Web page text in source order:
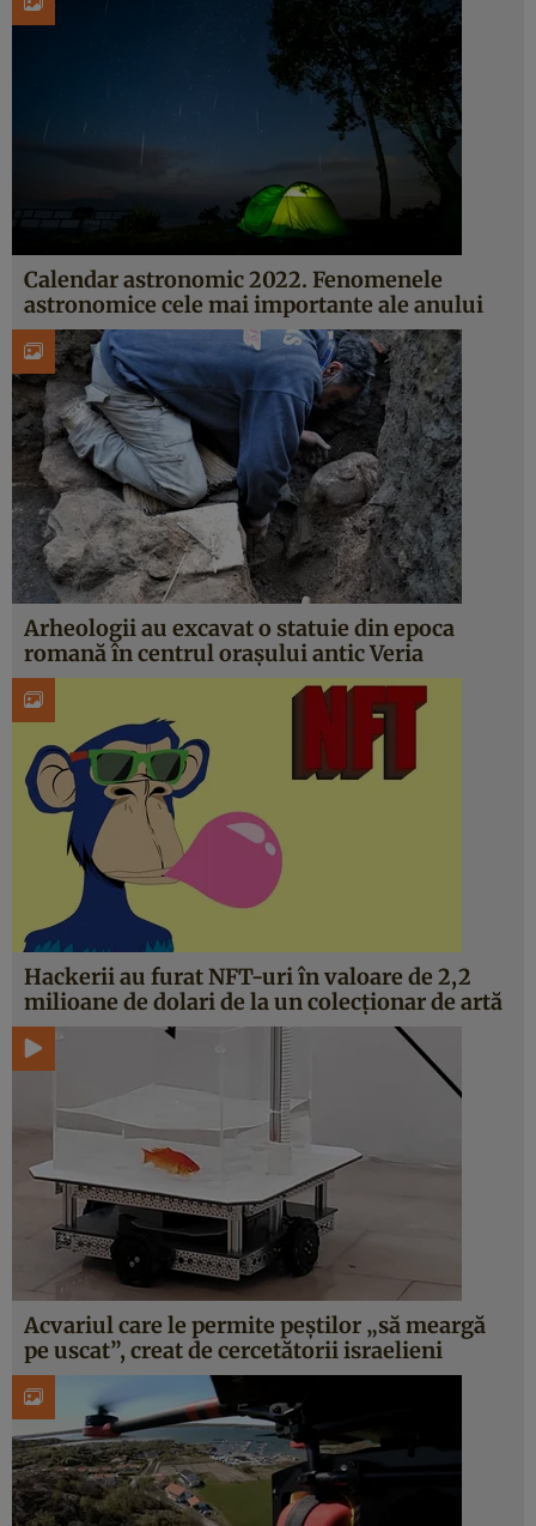
Calendar astronomic 2022. Fenomenele
astronomice cele mai importante ale anului
Arheologii au excavat o statuie din epoca
romană în centrul orașului antic Veria
Hackerii au furat NFT-uri în valoare de 2,2
milioane de dolari de la un colecționar de artă
Acvariul care le permite peștilor „să meargă
pe uscat”, creat de cercetătorii israelieni